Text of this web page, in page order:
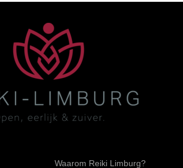
Waarom Reiki Limburg?